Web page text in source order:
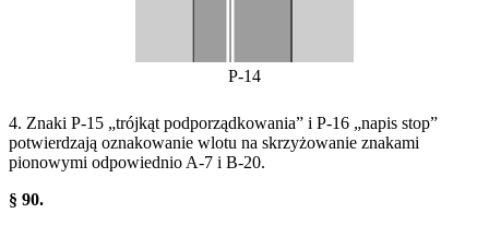
P-14
4. Znaki P-15 „trójkąt podporządkowania” i P-16 „napis stop”
potwierdzają oznakowanie wlotu na skrzyżowanie znakami
pionowymi odpowiednio A-7 i B-20.
§ 90.